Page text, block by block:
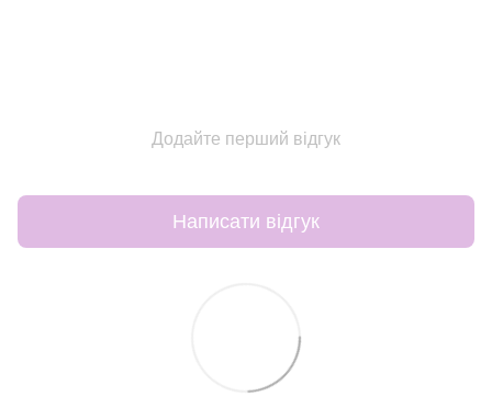
Додайте перший відгук
Написати відгук